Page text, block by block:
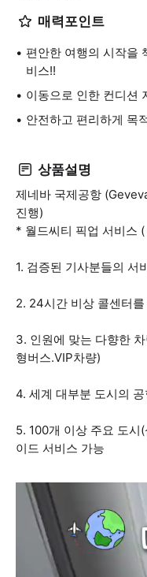
매력포인트
편안한 여행의 시작을
비스!!
이동으로 인한 컨디션
안전하고 편리하게 목
상품설명
제네바 국제공항
진행)
* 월드씨티 픽업 서비스
1. 검증된 기사분들의 서
2. 24시간 비상 콜센터
3. 인원에 맞는 다향한
형버스.VIP차량)
4. 세계 대부분 도시의
5. 100개 이상 주요 도시
이드 서비스 가능